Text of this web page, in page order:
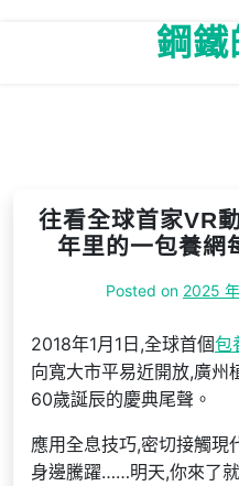
鋼鐵
往看全球首家VR
年里的一包養網
Posted on 2025
2018年1月1日,全球首個包
向寬大市平易近開放,廣州
60歲誕辰的慶典尾聲。
應用全息技巧,密切接觸現
身邊騰躍……明天,你來了